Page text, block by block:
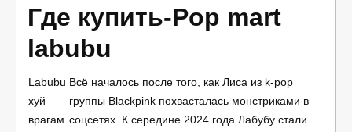
Где купить-Pop mart
labubu
Labubu
хуй
врагам
Всё началось после того, как Лиса из k-pop
группы Blackpink похвасталась монстриками в
соцсетях. К середине 2024 года Лабубу стали